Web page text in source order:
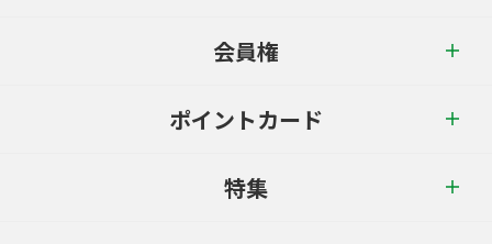
会員権
ポイントカード
特集